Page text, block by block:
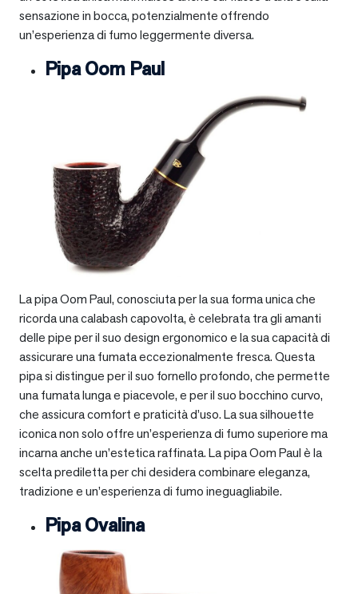
sensazione in bocca, potenzialmente offrendo
un’esperienza di fumo leggermente diversa.
Pipa Oom Paul
La pipa Oom Paul, conosciuta per la sua forma unica che
ricorda una calabash capovolta, è celebrata tra gli amanti
delle pipe per il suo design ergonomico e la sua capacità di
assicurare una fumata eccezionalmente fresca. Questa
pipa si distingue per il suo fornello profondo, che permette
una fumata lunga e piacevole, e per il suo bocchino curvo,
che assicura comfort e praticità d’uso. La sua silhouette
iconica non solo offre un’esperienza di fumo superiore ma
incarna anche un’estetica raffinata. La pipa Oom Paul è la
scelta prediletta per chi desidera combinare eleganza,
tradizione e un’esperienza di fumo ineguagliabile.
Pipa Ovalina